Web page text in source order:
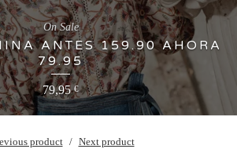
ANTES 159.90 AHORA
79.95
79,95€
On Sale
product Next product